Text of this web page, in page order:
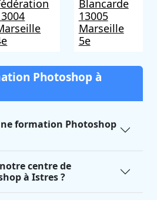
Blancarde
13005
Marseille
5e
Photoshop à
formation Photoshop
centre de
à Istres ?